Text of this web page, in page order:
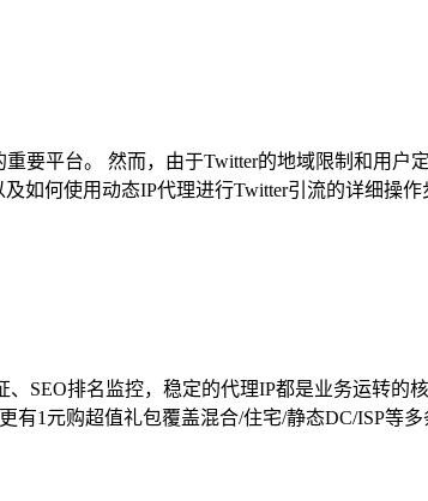
要平台。 然而，由于Twitter的地域限制和用户
如何使用动态IP代理进行Twitter引流的详细操
SEO排名监控，稳定的代理IP都是业务运转的
有1元购超值礼包覆盖混合/住宅/静态DC/ISP等